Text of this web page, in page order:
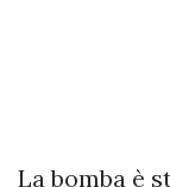
La bomba è